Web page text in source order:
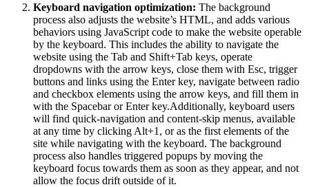
Keyboard navigation optimization: The background
process also adjusts the website’s HTML, and adds various
behaviors using JavaScript code to make the website operable
by the keyboard. This includes the ability to navigate the
website using the Tab and Shift+Tab keys, operate
dropdowns with the arrow keys, close them with Esc, trigger
buttons and links using the Enter key, navigate between radio
and checkbox elements using the arrow keys, and fill them in
with the Spacebar or Enter key.Additionally, keyboard users
will find quick-navigation and content-skip menus, available
at any time by clicking Alt+1, or as the first elements of the
site while navigating with the keyboard. The background
process also handles triggered popups by moving the
keyboard focus towards them as soon as they appear, and not
allow the focus drift outside of it.